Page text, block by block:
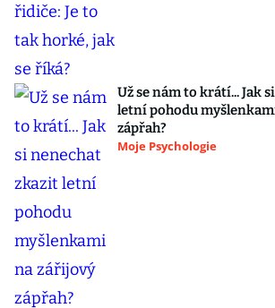
Už se nám to krátí... Jak
letní pohodu
zápřah?
Moje Psychologie